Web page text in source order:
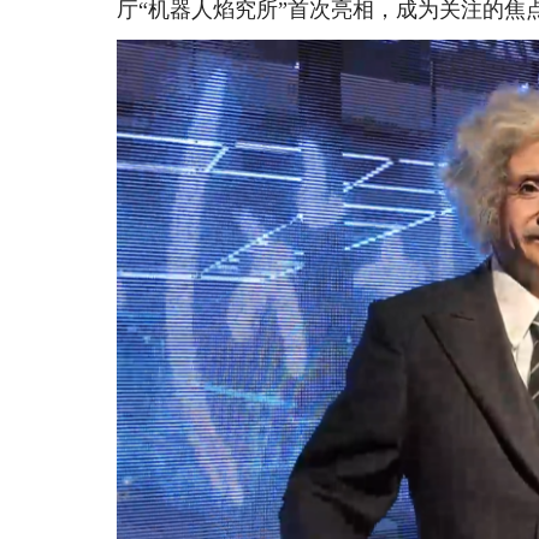
厅“机器人焰究所”首次亮相，成为关注的焦